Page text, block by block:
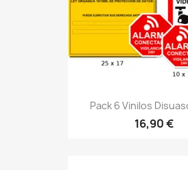
Pack 6 Vinilos
16,90 €